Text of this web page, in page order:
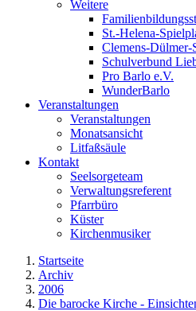
Weitere
St.-Helena-
Clemens-Dülmer-
Schulverbund
Pro Barlo e.V.
WunderBarlo
Veranstaltungen
Veranstaltungen
Monatsansicht
Litfaßsäule
Kontakt
Seelsorgeteam
Verwaltungsreferent
Pfarrbüro
Küster
Kirchenmusiker
Startseite
Archiv
2006
Die barocke Kirche -